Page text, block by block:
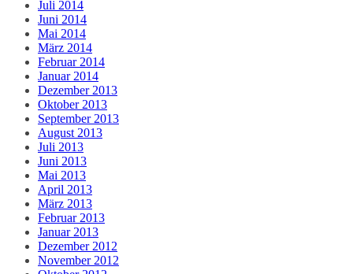
Juli 2014
Juni 2014
Mai 2014
März 2014
Februar 2014
Januar 2014
Dezember 2013
Oktober 2013
September 2013
August 2013
Juli 2013
Juni 2013
Mai 2013
April 2013
März 2013
Februar 2013
Januar 2013
Dezember 2012
November 2012